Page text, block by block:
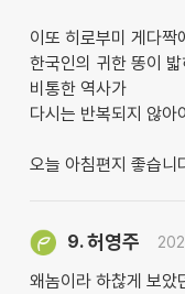
이또 히로부미 게다짝
한국인의 귀한 똥이 밟
비통한 역사가
다시는 반복되지 않아
오늘 아침편지 좋습니
9.허영주
왜놈이라 하찮게 보았